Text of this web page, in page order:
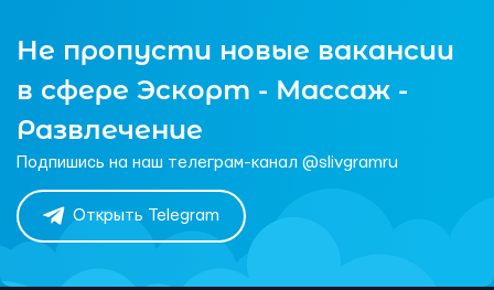
Не пропусти новые вакансии
в сфере Эскорт - Массаж -
Развлечение
Подпишись на наш телеграм-канал @slivgramru
Открыть Telegram